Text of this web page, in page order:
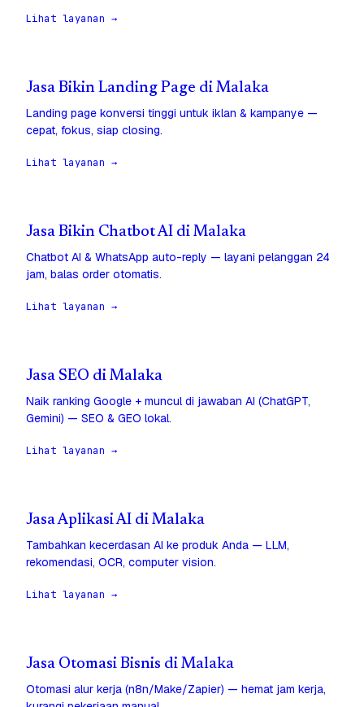
Lihat layanan →
Jasa Bikin Landing Page di Malaka
Landing page konversi tinggi untuk iklan & kampanye —
cepat, fokus, siap closing.
Lihat layanan →
Jasa Bikin Chatbot AI di Malaka
Chatbot AI & WhatsApp auto-reply — layani pelanggan 24
jam, balas order otomatis.
Lihat layanan →
Jasa SEO di Malaka
Naik ranking Google + muncul di jawaban AI (ChatGPT,
Gemini) — SEO & GEO lokal.
Lihat layanan →
Jasa Aplikasi AI di Malaka
Tambahkan kecerdasan AI ke produk Anda — LLM,
rekomendasi, OCR, computer vision.
Lihat layanan →
Jasa Otomasi Bisnis di Malaka
Otomasi alur kerja (n8n/Make/Zapier) — hemat jam kerja,